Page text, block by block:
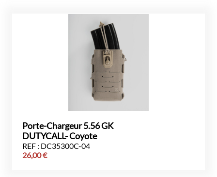
Porte-Chargeur 5.56 GK
DUTYCALL- Coyote
REF : DC35300C-04
26,00€